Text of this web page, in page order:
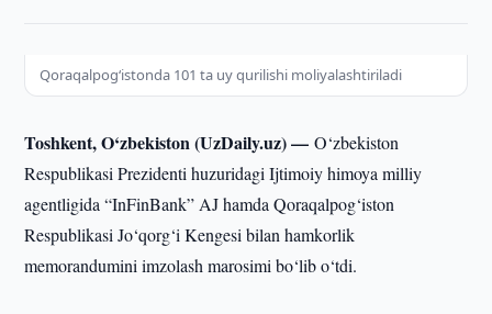
Qoraqalpogʻistonda 101 ta uy qurilishi moliyalashtiriladi
Toshkent, O‘zbekiston (UzDaily.uz) —O‘zbekiston
Respublikasi Prezidenti huzuridagi Ijtimoiy himoya milliy
agentligida “InFinBank” AJ hamda Qoraqalpog‘iston
Respublikasi Jo‘qorg‘i Kengesi bilan hamkorlik
memorandumini imzolash marosimi bo‘lib o‘tdi.